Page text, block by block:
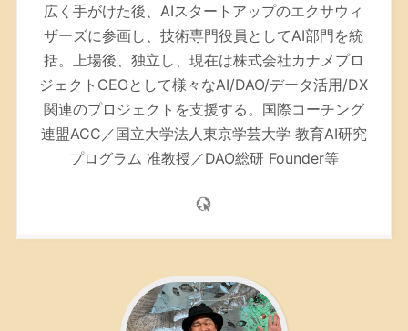
広く手がけた後、AIスタートアップのエクサウィ
ザーズに参画し、技術専門役員としてAI部門を統
括。上場後、独立し、現在は株式会社カナメプロ
ジェクトCEOとして様々なAI/DAO/データ活用/DX
関連のプロジェクトを支援する。 国際コーチング
連盟ACC／国立大学法人東京学芸大学 教育AI研究
プログラム 准教授／DAO総研 Founder等